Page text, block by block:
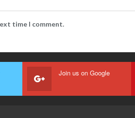
time I comment.
Join us on Google